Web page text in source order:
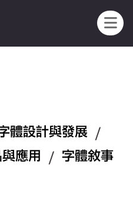
體設計與發展 /
應用 / 字體敘事